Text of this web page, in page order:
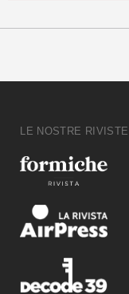
LE NOSTRE RIVISTE